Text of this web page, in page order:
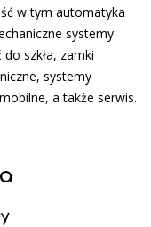
w tym automatyka
systemy
szkła, zamki
systemy
a także serwis.